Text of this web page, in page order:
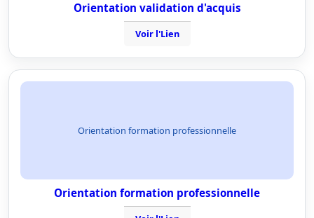
Orientation validation d'acquis
Voir l'Lien
Orientation formation professionnelle
Orientation formation professionnelle